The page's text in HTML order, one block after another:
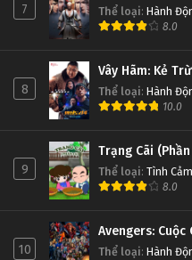
7 Thể loại: Hành
8.0
8
Vây Hãm: Kẻ
Thể loại: Hành
10.0
9
Trạng Cãi (Phần
Thể loại: Tình Cảm
8.0
10
Avengers: Cuộc
Thể loại: Hành